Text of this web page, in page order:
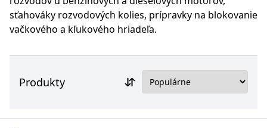
sťahováky rozvodových kolies, prípravky na blokovanie
vačkového a kľukového hriadeľa.
Produkty